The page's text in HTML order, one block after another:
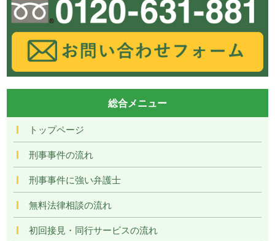
総合メニュー
トップページ
刑事事件の流れ
刑事事件に強い弁護士
無料法律相談の流れ
初回接見・同行サービスの流れ